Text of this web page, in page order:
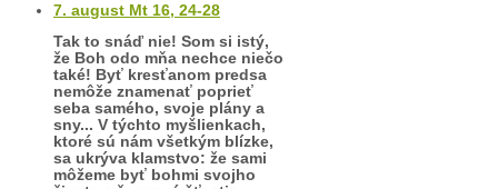
7. august Mt 16, 24-28
Tak to snáď nie! Som si istý,
že Boh odo mňa nechce niečo
také! Byť kresťanom predsa
nemôže znamenať poprieť
seba samého, svoje plány a
sny... V týchto myšlienkach,
ktoré sú nám všetkým blízke,
sa ukrýva klamstvo: že sami
môžeme byť bohmi svojho